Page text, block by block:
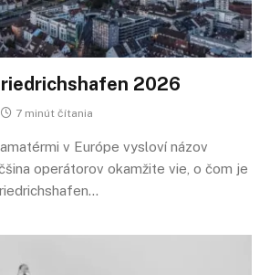
2026
7 minút čítania
v Európe vysloví názov
operátorov okamžite vie, o čom je